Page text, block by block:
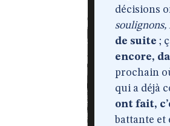
décisions
de suite ;
encore,
prochain
qui a déjà
ont fait,
battante et